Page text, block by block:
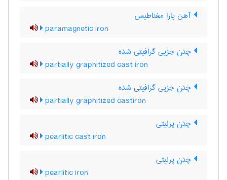
آهن پارا مغناطیس
paramagnetic iron
چدن جزیی گرافیتی شده
partially graphitized cast iron
چدن جزیی گرافیتی شده
partially graphitized castiron
چدن پرلیتی
pearlitic cast iron
چدن پرلیتی
pearlitic iron